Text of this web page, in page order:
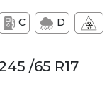
C D
/65 R17